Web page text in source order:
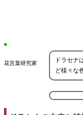
花言葉研究家
ドラセナ
ど様々な